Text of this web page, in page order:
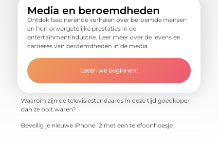
Media en beroemdheden
Ontdek fascinerende verhalen over beroemde mensen
en hun onvergetelijke prestaties in de
entertainmentindustrie. Leer meer over de levens en
carrières van beroemdheden in de media.
Laten we beginnen!
Waarom zijn de televisiestandaards in deze tijd goedkoper
dan ze ooit waren?
Beveilig je nieuwe iPhone 12 met een telefoonhoesje